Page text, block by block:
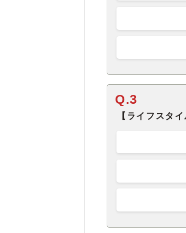
Q.3
【ライフスタ